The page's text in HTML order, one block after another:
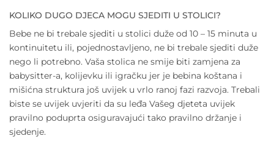
KOLIKO DUGO DJECA MOGU SJEDITI U STOLICI?
Bebe ne bi trebale sjediti u stolici duže od 10 – 15 minuta u
kontinuitetu ili, pojednostavljeno, ne bi trebale sjediti duže
nego li potrebno. Vaša stolica ne smije biti zamjena za
babysitter-a, kolijevku ili igračku jer je bebina koštana i
mišićna struktura još uvijek u vrlo ranoj fazi razvoja. Trebali
biste se uvijek uvjeriti da su leđa Vašeg djeteta uvijek
pravilno poduprta osiguravajući tako pravilno držanje i
sjedenje.